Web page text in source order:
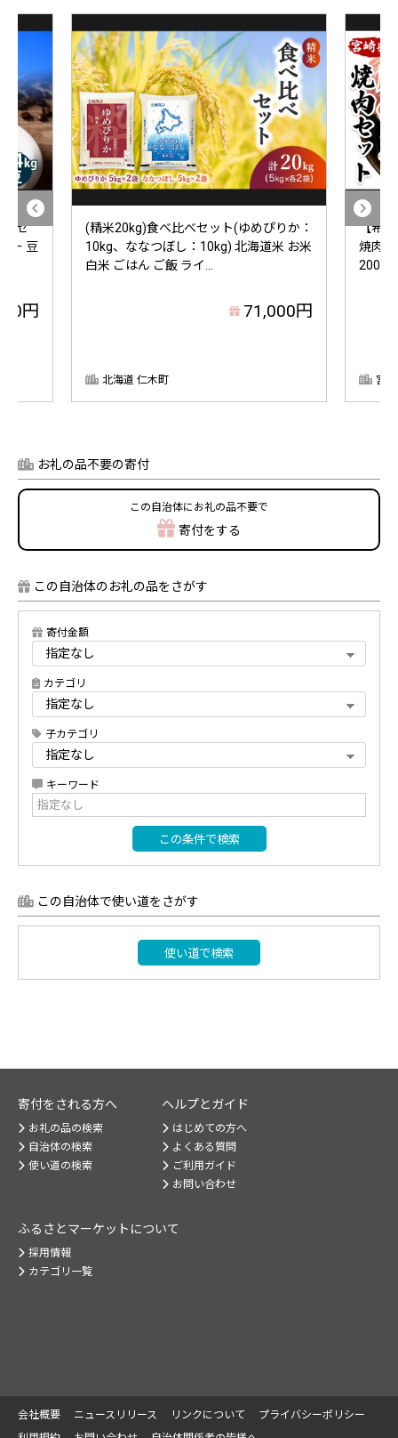
セ
ー 豆
円
(精米20kg)食べ比べセット(ゆめぴりか：
10kg、ななつぼし：10kg) 北海道米 お米
白米 ごはん ご飯 ライ...
71,000円
北海道 仁木町
【希
焼肉
200g
宮
お礼の品不要の寄付
この自治体にお礼の品不要で
寄付をする
この自治体のお礼の品をさがす
寄付金額
カテゴリ
子カテゴリ
キーワード
この条件で検索
この自治体で使い道をさがす
使い道で検索
寄付をされる方へ
お礼の品の検索
自治体の検索
使い道の検索
ヘルプとガイド
はじめての方へ
よくある質問
ご利用ガイド
お問い合わせ
ふるさとマーケット について
採用情報
カテゴリ一覧
会社概要 ニュースリリース リンクについて
プライバシーポリシー